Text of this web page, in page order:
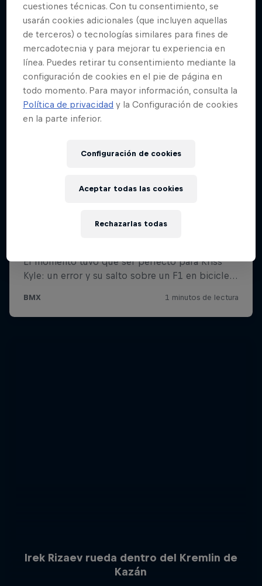
Irek Rizaev rueda dentro del Kremlin de
Kazán
cuestiones técnicas. Con tu consentimiento, se
usarán cookies adicionales (que incluyen aquellas
de terceros) o tecnologías similares para fines de
mercadotecnia y para mejorar tu experiencia en
línea. Puedes retirar tu consentimiento mediante la
configuración de cookies en el pie de página en
todo momento. Para mayor información, consulta la
Política de privacidad y la Configuración de cookies
en la parte inferior.
Configuración de cookies
Rechazarlas todas
Aceptar todas las cookies